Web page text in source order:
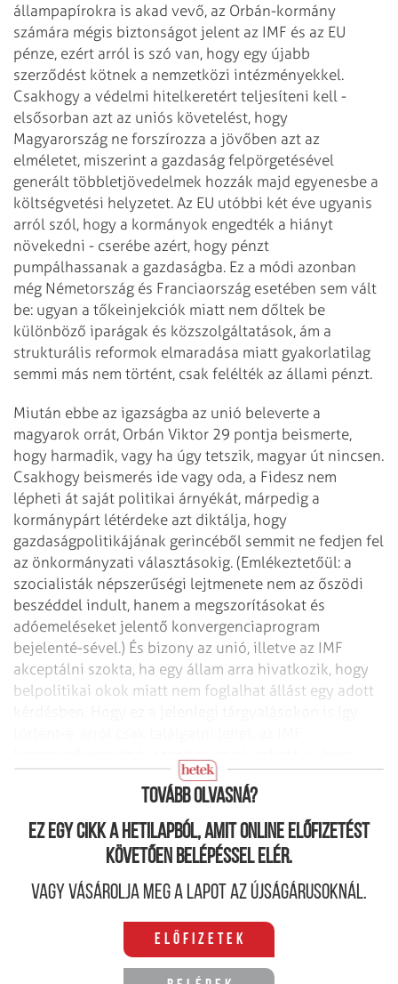
állampapírokra is akad vevő, az Orbán-kormány
számára mégis biztonságot jelent az IMF és az EU
pénze, ezért arról is szó van, hogy egy újabb
szerződést kötnek a nemzetközi intézményekkel.
Csakhogy a védelmi hitelkeretért teljesíteni kell -
elsősorban azt az uniós követelést, hogy
Magyarország ne forszírozza a jövőben azt az
elméletet, miszerint a gazdaság felpörgetésével
generált többletjövedelmek hozzák majd egyenesbe a
költségvetési helyzetet. Az EU utóbbi két éve ugyanis
arról szól, hogy a kormányok engedték a hiányt
növekedni - cserébe azért, hogy pénzt
pumpálhassanak a gazdaságba. Ez a módi azonban
még Németország és Franciaország esetében sem vált
be: ugyan a tőkeinjekciók miatt nem dőltek be
különböző iparágak és közszolgáltatások, ám a
strukturális reformok elmaradása miatt gyakorlatilag
semmi más nem történt, csak felélték az állami pénzt.
Miután ebbe az igazságba az unió beleverte a
magyarok orrát, Orbán Viktor 29 pontja beismerte,
hogy harmadik, vagy ha úgy tetszik, magyar út nincsen.
Csakhogy beismerés ide vagy oda, a Fidesz nem
lépheti át saját politikai árnyékát, márpedig a
kormánypárt létérdeke azt diktálja, hogy
gazdaságpolitikájának gerincéből semmit ne fedjen fel
az önkormányzati választásokig. (Emlékeztetőül: a
szocialisták népszerűségi lejtmenete nem az őszödi
beszéddel indult, hanem a megszorításokat és
adóemeléseket jelentő konvergenciaprogram
bejelenté-sével.) És bizony az unió, illetve az IMF
akceptálni szokta, ha egy állam arra hivatkozik, hogy
belpolitikai okok miatt nem foglalhat állást egy adott
Tovább olvasná?
Ez egy cikk a hetilapból, amit online előfizetést
követően belépéssel elér.
Vagy vásárolja meg a lapot az újságárusoknál.
Előfizetek